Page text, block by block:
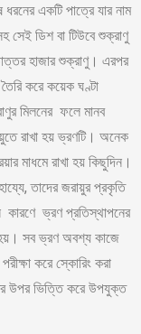
একটি পাত্রে যার নাম
সেই ডিশ বা টিউবে শুক্রাণু
হাজার শুক্রাণু। এরপর
করে কয়েক ঘণ্টা
মিলনের ফলে মানব
রাখা হয় ভ্রণটি। অনেক
মাধমে রাখা হয় কিছুদিন।
তাদের জরায়ুর প্রকৃতি
কারণে ভ্রণ প্রতিস্থাপনের
হয়। সব ভ্রণ অবশ্য কাজে
করে স্কোরিং করা
উপর ভিত্তি করে উপযুক্ত